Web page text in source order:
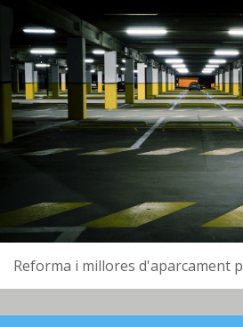
Reforma i millores d'aparcament